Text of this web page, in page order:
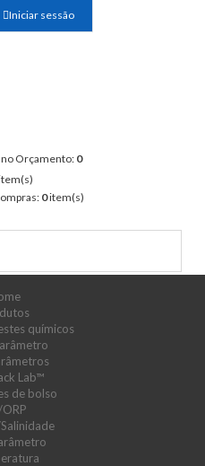
Iniciar sessão
Orçamento:0
0item(s)
químicos
Lab™
de bolso